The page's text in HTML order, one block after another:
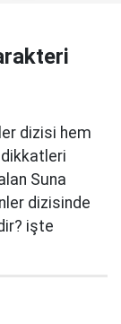
dizisi hem
Suna
dizisinde
işte